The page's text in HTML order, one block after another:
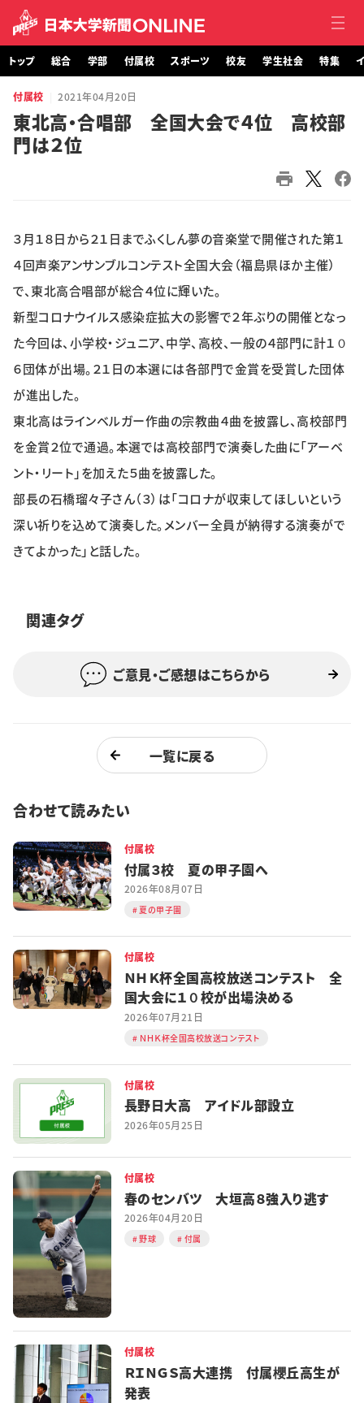
トップ
総合
スポーツ
学生社会
イベント
学生記者募集 お問い合わせ
トップ 総合 学部 付属校 スポーツ 校友 学生社会 特集
付属校 2021年04月20日
東北高・合唱部 全国大会で４位 高校部
門は２位
３月１８日から２１日までふくしん夢の音楽堂で開催された第１
４回声楽アンサンブルコンテスト全国大会（福島県ほか主催）
で、東北高合唱部が総合４位に輝いた。
新型コロナウイルス感染症拡大の影響で２年ぶりの開催となっ
た今回は、小学校・ジュニア、中学、高校、一般の４部門に計１０
６団体が出場。２１日の本選には各部門で金賞を受賞した団体
が進出した。
東北高はラインベルガー作曲の宗教曲４曲を披露し、高校部門
を金賞２位で通過。本選では高校部門で演奏した曲に「アーベ
ント・リート」を加えた５曲を披露した。
部長の石橋瑠々子さん（３）は「コロナが収束してほしいという
深い祈りを込めて演奏した。メンバー全員が納得する演奏がで
きてよかった」と話した。
関連タグ
ご意見・ご感想はこちらから
一覧に戻る
合わせて読みたい
付属校
付属３校 夏の甲子園へ
2026年08月07日
夏の甲子園
付属校
ＮＨＫ杯全国高校放送コンテスト 全
国大会に１０校が出場決める
2026年07月21日
ＮＨＫ杯全国高校放送コンテスト
付属校
長野日大高 アイドル部設立
2026年05月25日
付属校
春のセンバツ 大垣高８強入り逃す
2026年04月20日
野球 付属
付属校
ＲＩＮＧＳ高大連携 付属櫻丘高生が
発表